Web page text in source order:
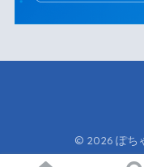
© 2026 ぽち